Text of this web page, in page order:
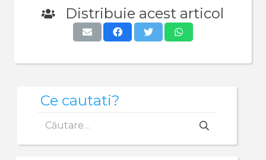
Distribuie acest articol
Ce cautati?
după: